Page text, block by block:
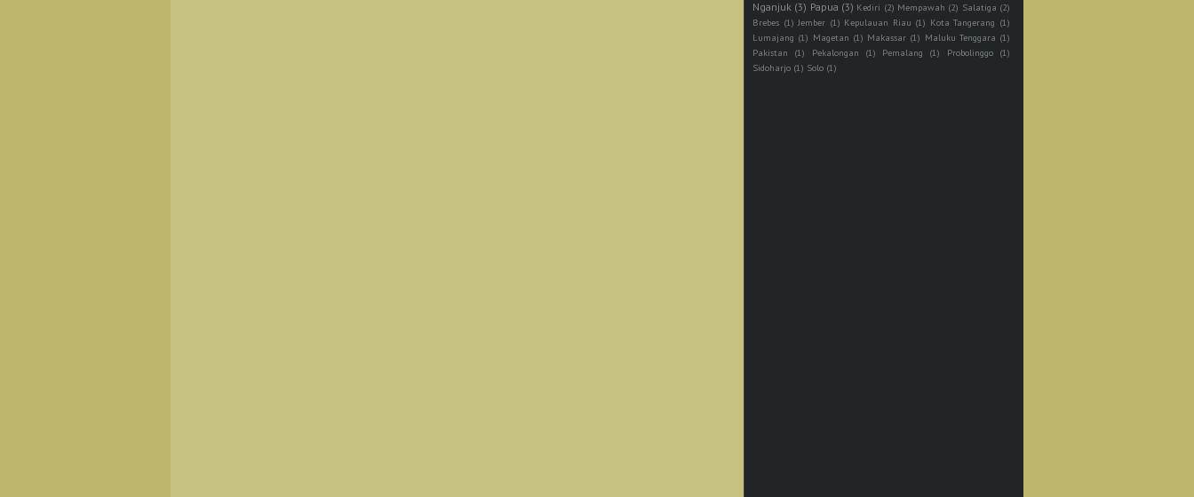
Nganjuk (3) Papua (3) Kediri (2) Mempawah (2) Salatiga (2)
Brebes (1) Jember (1) Kepulauan Riau (1) Kota Tangerang (1)
Lumajang (1) Magetan (1) Makassar (1) Maluku Tenggara (1)
Pakistan
(1) Pekalongan (1) Pemalang (1) Probolinggo (1)
Sidoharjo (1) Solo (1)